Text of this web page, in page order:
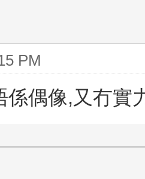
PM
係偶像,又冇實